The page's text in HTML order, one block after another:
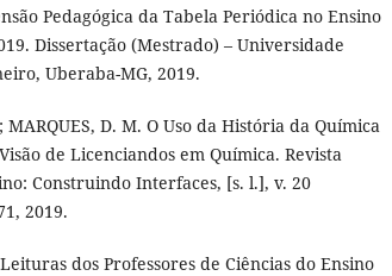
Pedagógica da Tabela Periódica no Ensino
Dissertação (Mestrado) – Universidade
Uberaba-MG, 2019.
MARQUES, D. M. O Uso da História da Química
de Licenciandos em Química. Revista
Construindo Interfaces, [s. l.], v. 20
2019.
dos Professores de Ciências do Ensino